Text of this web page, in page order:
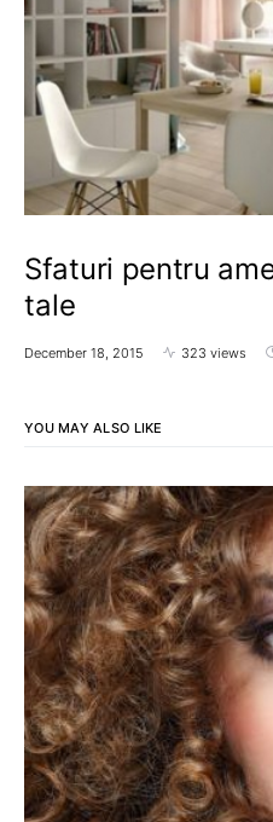
Sfaturi pentru
tale
December 18, 2015 323 views
YOU MAY ALSO LIKE